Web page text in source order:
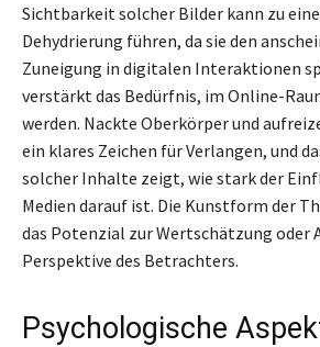
Sichtbarkeit solcher Bilder kann zu
Dehydrierung führen, da sie den
Zuneigung in digitalen Interaktionen
verstärkt das Bedürfnis, im Online-
werden. Nackte Oberkörper und
ein klares Zeichen für Verlangen, und
solcher Inhalte zeigt, wie stark der
Medien darauf ist. Die Kunstform der
das Potenzial zur Wertschätzung oder
Perspektive des Betrachters.
Psychologische